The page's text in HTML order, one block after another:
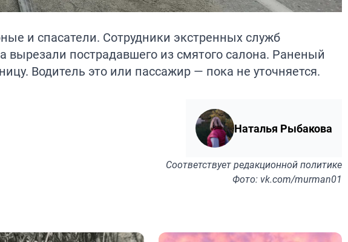
и спасатели. Сотрудники экстренных служб
вырезали пострадавшего из смятого салона. Раненый
Водитель это или пассажир — пока не уточняется.
Наталья Рыбакова
Соответствуетредакционной политике
Фото: vk.com/murman01